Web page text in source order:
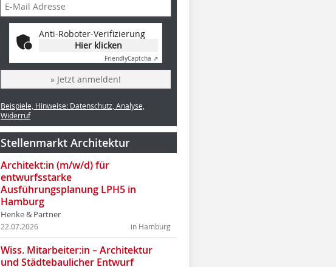
Anti-Roboter-Verifizierung
Hier klicken
FriendlyCaptcha ⇗
» Jetzt anmelden!
Beispiele, Hinweise: Datenschutz, Analyse,
Widerruf
Stellenmarkt Architektur
Architekt:in (m/w/d) für
entwurfsstarke
Ausführungsplanung LPH5 in
Hamburg
Henke & Partner
in Hamburg
22.07.2026
Wiss. Mitarbeiter:in – Architektur
und Städtebaulicher Entwurf